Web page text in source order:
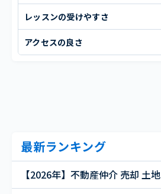
レッスンの受けやすさ
アクセスの良さ
最新ランキング
【2026年】不動産仲介 売却 土地